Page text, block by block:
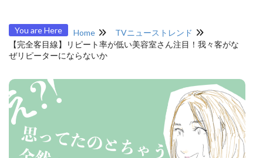
You are Here Home
TVニューストレンド
【完全客目線】リピート率が低い美容室さん注目！我々客がな
ぜリピーターにならないか